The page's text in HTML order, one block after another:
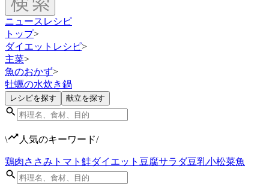
ニュース レシピ
トップ>
ダイエットレシピ>
主菜>
魚のおかず>
牡蠣の水炊き鍋
レシピを探す 献立を探す
\ 人気のキーワード/
鶏肉ささみ トマト 鮭ダイエット 豆腐サラダ豆乳小松菜魚